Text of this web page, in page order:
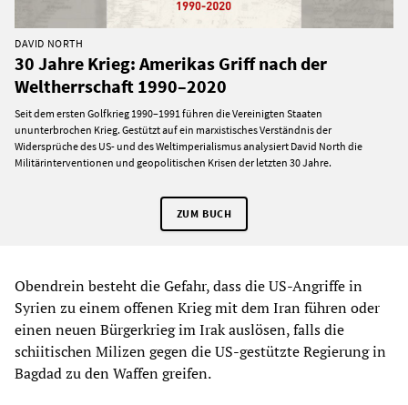
DAVID NORTH
30 Jahre Krieg: Amerikas Griff nach der
Weltherrschaft 1990–2020
Seit dem ersten Golfkrieg 1990–1991 führen die Vereinigten Staaten
ununterbrochen Krieg. Gestützt auf ein marxistisches Verständnis der
Widersprüche des US- und des Weltimperialismus analysiert David North die
Militärinterventionen und geopolitischen Krisen der letzten 30 Jahre.
ZUM BUCH
Obendrein besteht die Gefahr, dass die US-Angriffe in
Syrien zu einem offenen Krieg mit dem Iran führen oder
einen neuen Bürgerkrieg im Irak auslösen, falls die
schiitischen Milizen gegen die US-gestützte Regierung in
Bagdad zu den Waffen greifen.